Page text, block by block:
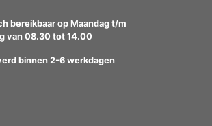
bereikbaar op Maandag t/m
van 08.30 tot 14.00
binnen 2-6 werkdagen